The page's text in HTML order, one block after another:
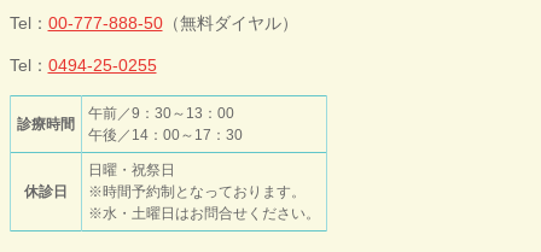
ック
Tel： 00-777-888-50（無料ダイヤル）
Tel： 0494-25-0255
診療時間
午前／9：30～13：00
午後／14：00～17：30
休診日
日曜・祝祭日
※時間予約制となっております。
※水・土曜日はお問合せください。